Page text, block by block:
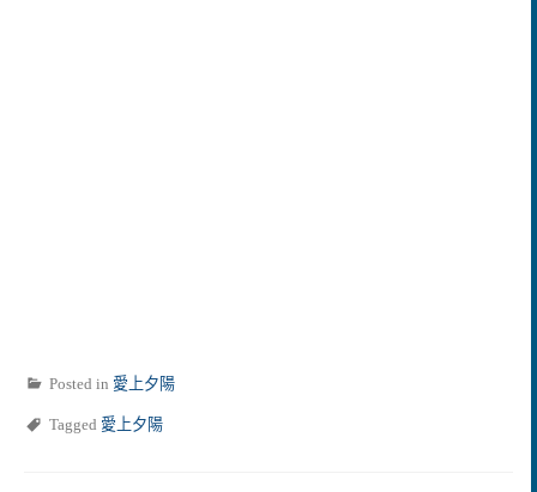
Posted in 愛上夕陽
Tagged 愛上夕陽